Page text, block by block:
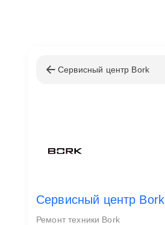
Сервисный центр Bork
Сервисный центр Bork
Ремонт техники Bork